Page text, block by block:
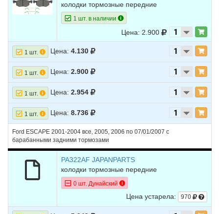
колодки тормозные передние
1 шт. в наличии
Цена: 2.900
1 шт. Цена: 4.130
1 шт. Цена: 2.900
1 шт. Цена: 2.954
1 шт. Цена: 8.736
Ford ESCAPE 2001-2004 все, 2005, 2006 по 07/01/2007 с
барабанными задними тормозами
PA322AF JAPANPARTS
колодки тормозные передние
0 шт. Дунайский
Цена устарела: 970